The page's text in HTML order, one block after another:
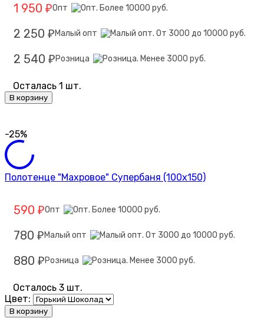
1 950 ₽Опт
2 250 ₽ Малый опт
2 540 ₽ Розница
Осталась 1 шт.
В корзину
-25%
Полотенце "Махровое" Супербаня (100х150)
590 ₽Опт
780 ₽ Малый опт
880 ₽ Розница
Осталось 3 шт.
Цвет:
В корзину